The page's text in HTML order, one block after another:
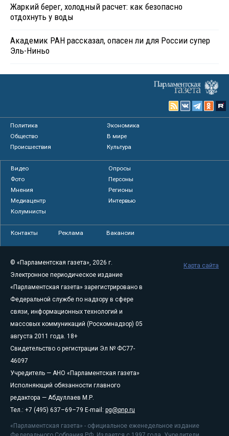
Жаркий берег, холодный расчет: как безопасно
отдохнуть у воды
Академик РАН рассказал, опасен ли для России супер
Эль-Ниньо
Политика
Экономика
Общество
В мире
Происшествия
Культура
Видео
Опросы
Фото
Персоны
Мнения
Регионы
Медиацентр
Интервью
Колумнисты
Контакты Реклама Вакансии
© «Парламентская газета», 2026 г.
Электронное периодическое издание
«Парламентская газета» зарегистрировано в
Федеральной службе по надзору в сфере
связи, информационных технологий и
массовых коммуникаций (Роскомнадзор) 05
августа 2011 года. 18+
Свидетельство о регистрации Эл № ФС77-
46097
Учредитель — АНО «Парламентская газета»
Исполняющий обязанности главного
редактора — Абдуллаев М.Р.
Тел.: +7 (495) 637–69–79 E-mail: pg@pnp.ru
«Парламентская газета» - официальное еженедельное издание
Карта сайта